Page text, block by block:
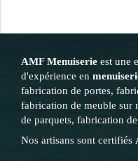
AMF Menuiserie est une
d'expérience en
fabrication de portes,
fabrication de meuble sur
de parquets, fabrication
Nos artisans sont certifiés